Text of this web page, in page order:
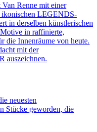
Renne mit einer
ikonischen LEGENDS-
in derselben künstlerischen
in raffinierte,
die Innenräume von heute.
mit der
auszeichnen.
neuesten
Stücke geworden, die